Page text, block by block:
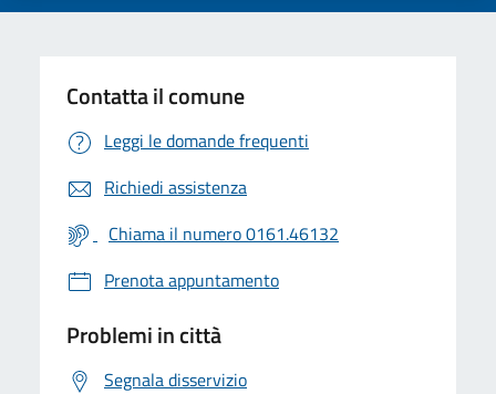
Contatta il comune
Leggi le domande frequenti
Richiedi assistenza
Chiama il numero 0161.46132
Prenota appuntamento
Problemi in città
Segnala disservizio